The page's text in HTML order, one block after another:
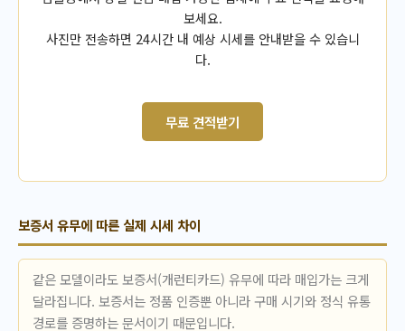
보세요.
사진만 전송하면 24시간 내 예상 시세를 안내받을 수 있습니
다.
무료 견적받기
보증서 유무에 따른 실제 시세 차이
같은 모델이라도 보증서(개런티카드) 유무에 따라 매입가는 크게
달라집니다. 보증서는 정품 인증뿐 아니라 구매 시기와 정식 유통
경로를 증명하는 문서이기 때문입니다.